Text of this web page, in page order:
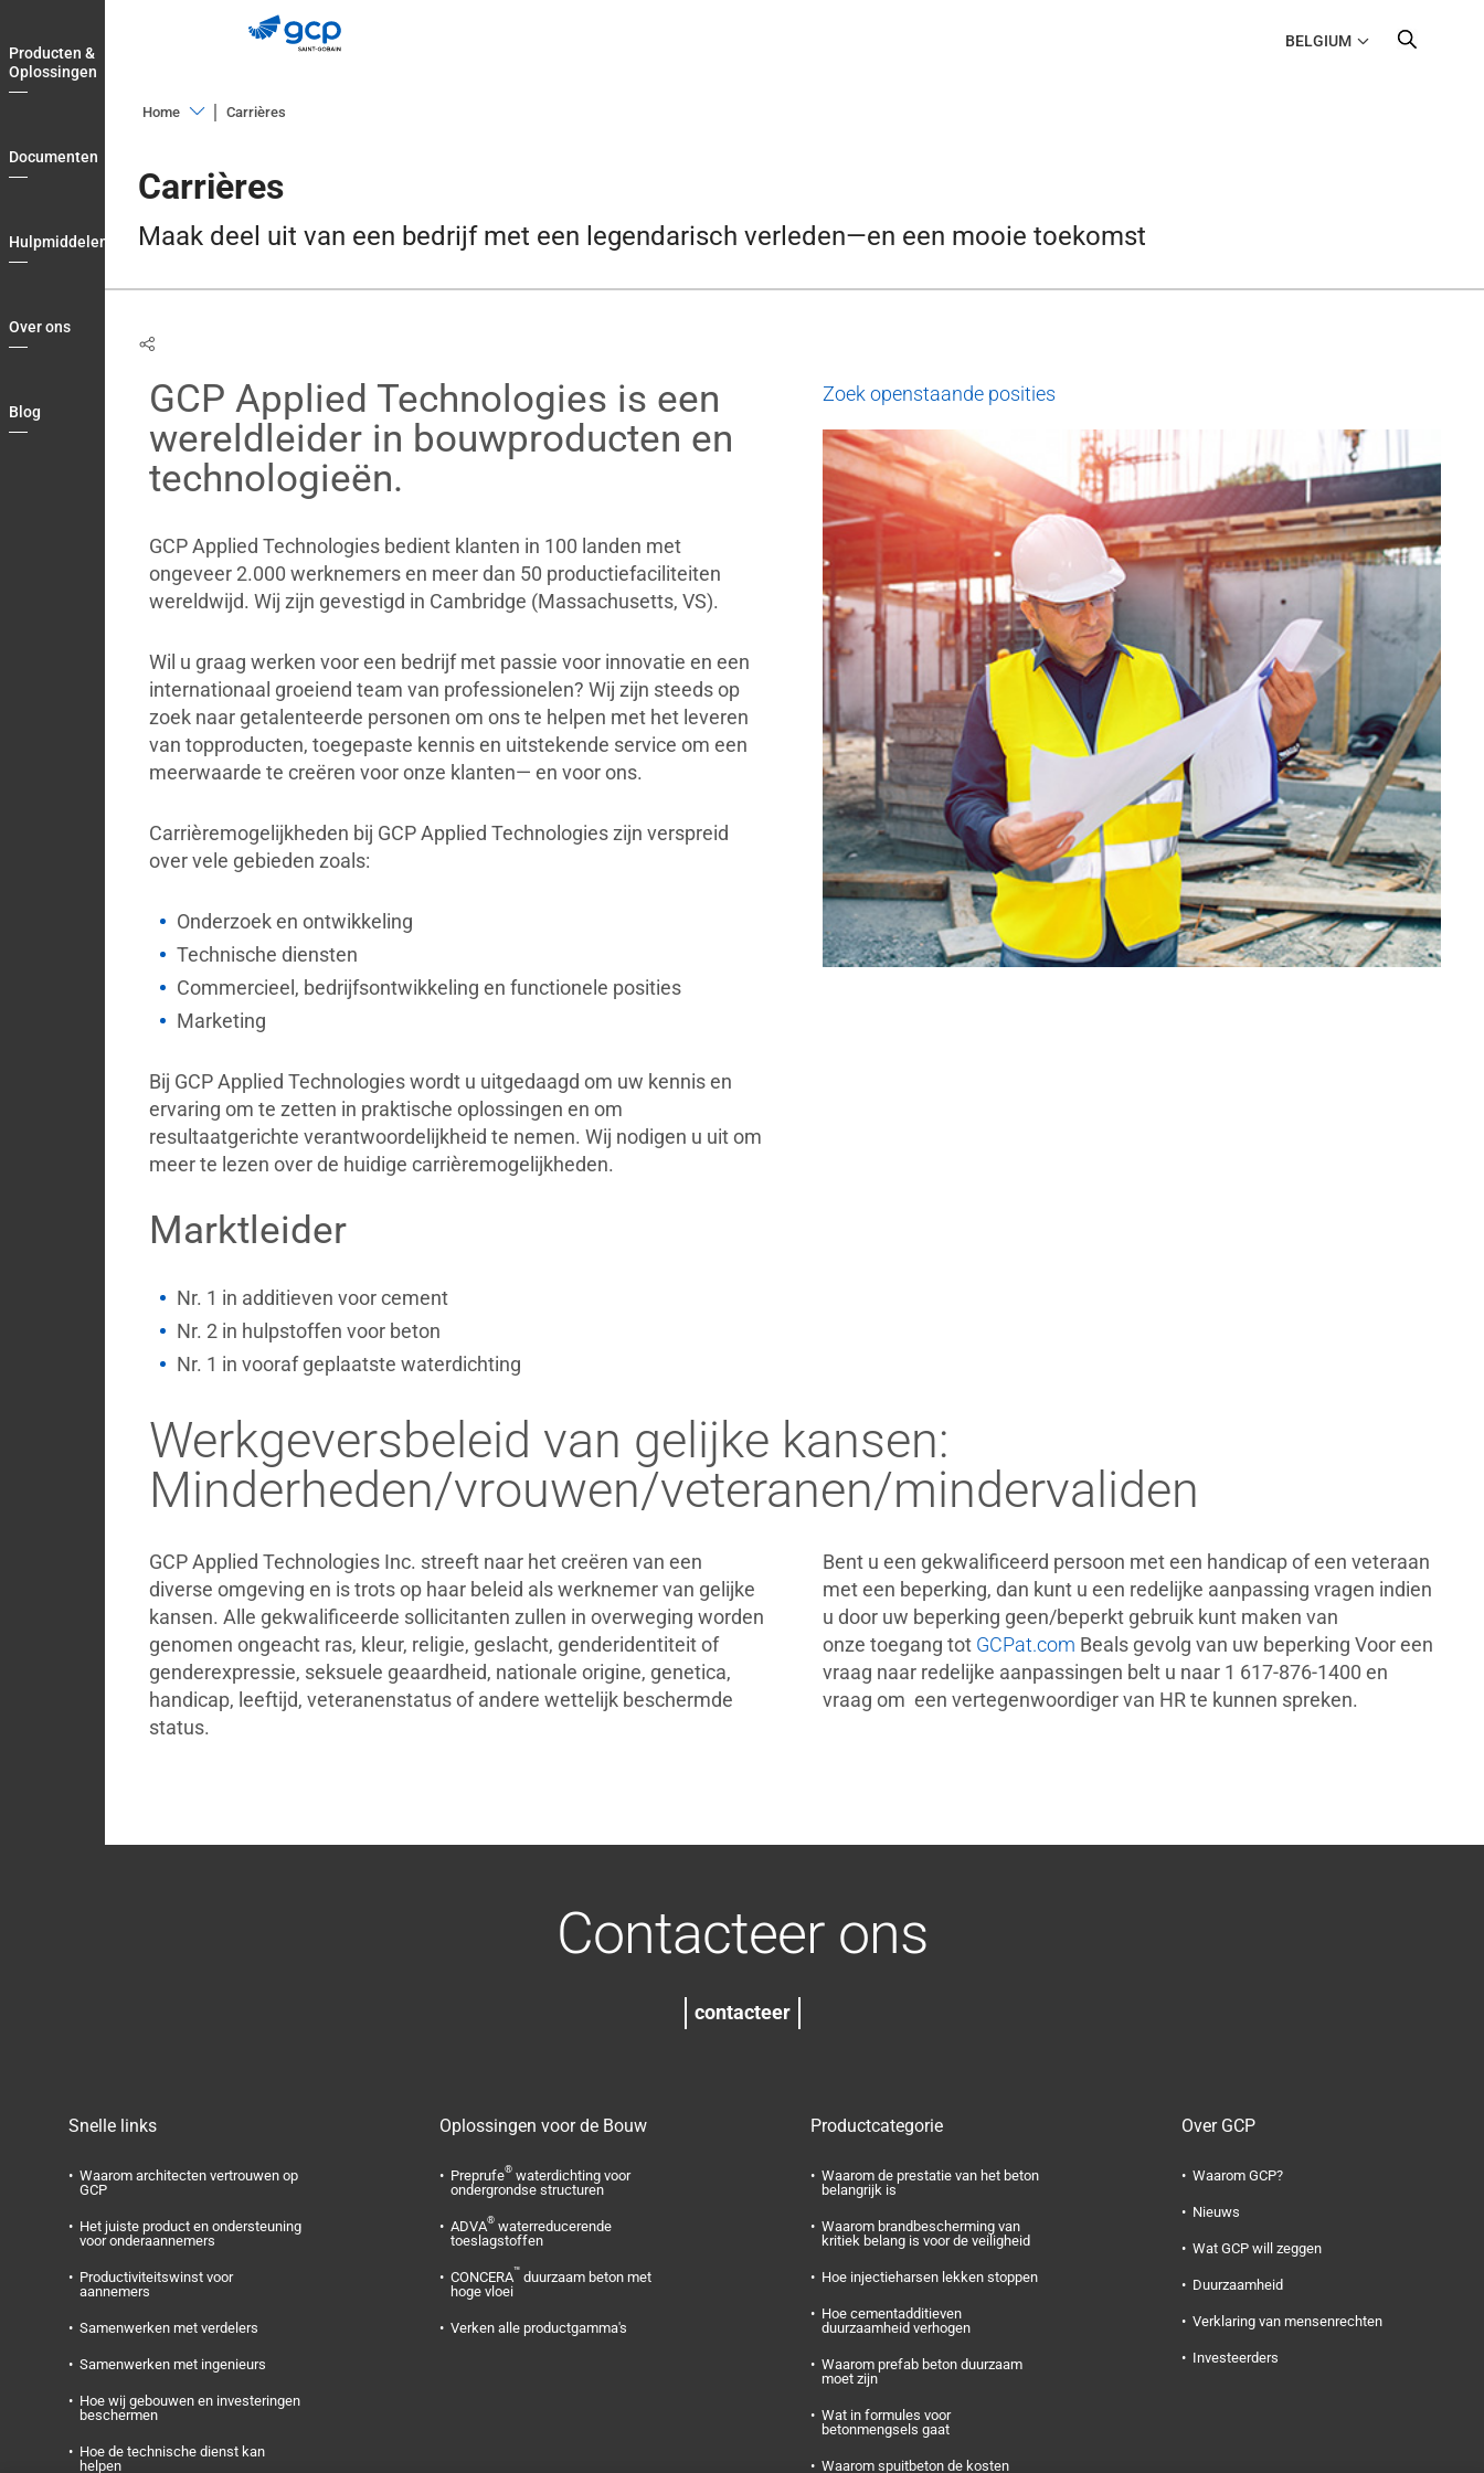
to
main
navigation
Producten &
Oplossingen
Documenten
Hulpmiddelen
Over ons
Blog
BELGIUM
Home
&
Oplossingen
Documenten
ons
Blog
Country
Carrières
overzicht
GCP?
Carrières
Maak deel uit van een bedrijf met een legendarisch verleden—en een mooie toekomst
GCP Applied Technologies is een
wereldleider in bouwproducten en
technologieën.
GCP Applied Technologies bedient klanten in 100 landen met
ongeveer 2.000 werknemers en meer dan 50 productiefaciliteiten
wereldwijd. Wij zijn gevestigd in Cambridge (Massachusetts, VS).
Wil u graag werken voor een bedrijf met passie voor innovatie en een
internationaal groeiend team van professionelen? Wij zijn steeds op
zoek naar getalenteerde personen om ons te helpen met het leveren
van topproducten, toegepaste kennis en uitstekende service om een
meerwaarde te creëren voor onze klanten— en voor ons.
Carrièremogelijkheden bij GCP Applied Technologies zijn verspreid
over vele gebieden zoals:
Onderzoek en ontwikkeling
Technische diensten
Commercieel, bedrijfsontwikkeling en functionele posities
Marketing
Bij GCP Applied Technologies wordt u uitgedaagd om uw kennis en
ervaring om te zetten in praktische oplossingen en om
resultaatgerichte verantwoordelijkheid te nemen. Wij nodigen u uit om
meer te lezen over de huidige carrièremogelijkheden.
Marktleider
Nr. 1 in additieven voor cement
Nr. 2 in hulpstoffen voor beton
Nr. 1 in vooraf geplaatste waterdichting
Zoek openstaande posities
Werkgeversbeleid van gelijke kansen:
Minderheden/vrouwen/veteranen/mindervaliden
GCP Applied Technologies Inc. streeft naar het creëren van een
diverse omgeving en is trots op haar beleid als werknemer van gelijke
kansen. Alle gekwalificeerde sollicitanten zullen in overweging worden
genomen ongeacht ras, kleur, religie, geslacht, genderidentiteit of
genderexpressie, seksuele geaardheid, nationale origine, genetica,
handicap, leeftijd, veteranenstatus of andere wettelijk beschermde
status.
Bent u een gekwalificeerd persoon met een handicap of een veteraan
met een beperking, dan kunt u een redelijke aanpassing vragen indien
u door uw beperking geen/beperkt gebruik kunt maken van
onze toegang tot GCPat.com Beals gevolg van uw beperking Voor een
vraag naar redelijke aanpassingen belt u naar 1 617-876-1400 en
vraag om een vertegenwoordiger van HR te kunnen spreken.
Contacteer ons
contacteer
Snelle links
Waarom architecten vertrouwen op
GCP
Het juiste product en ondersteuning
voor onderaannemers
Productiviteitswinst voor
aannemers
Samenwerken met verdelers
Samenwerken met ingenieurs
Hoe wij gebouwen en investeringen
beschermen
Hoe de technische dienst kan
helpen
Oplossingen voor de Bouw
Preprufe® waterdichting voor
ondergrondse structuren
ADVA® waterreducerende
toeslagstoffen
CONCERA™ duurzaam beton met
hoge vloei
Verken alle productgamma's
Productcategorie
Waarom de prestatie van het beton
belangrijk is
Waarom brandbescherming van
kritiek belang is voor de veiligheid
Hoe injectieharsen lekken stoppen
Hoe cementadditieven
duurzaamheid verhogen
Waarom prefab beton duurzaam
moet zijn
Wat in formules voor
betonmengsels gaat
Waarom spuitbeton de kosten
Over GCP
Waarom GCP?
Nieuws
Wat GCP will zeggen
Duurzaamheid
Verklaring van mensenrechten
Investeerders